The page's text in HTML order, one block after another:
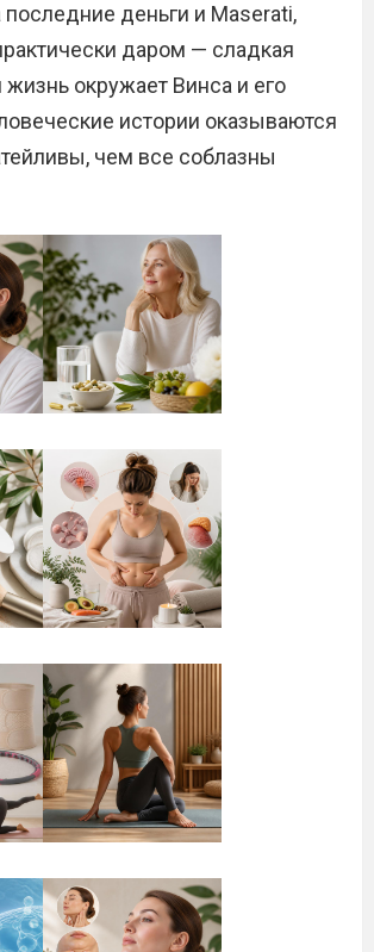
деньги и Maserati,
даром — сладкая
жизнь окружает Винса и его
истории оказываются
чем все соблазны